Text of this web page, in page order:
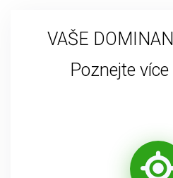
VAŠE
Poznejte